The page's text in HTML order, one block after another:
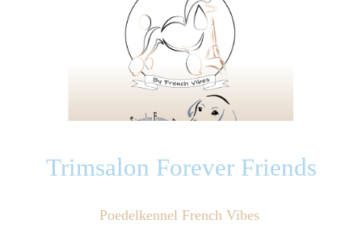
Trimsalon Forever Friends
Poedelkennel French Vibes